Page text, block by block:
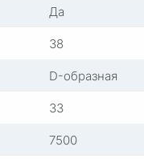
Да
38
D-образная
33
7500